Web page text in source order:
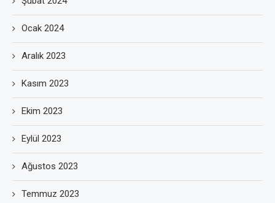
Ocak 2024
Aralık 2023
Kasım 2023
Ekim 2023
Eylül 2023
Ağustos 2023
Temmuz 2023